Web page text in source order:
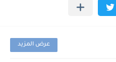
عرض المزيد